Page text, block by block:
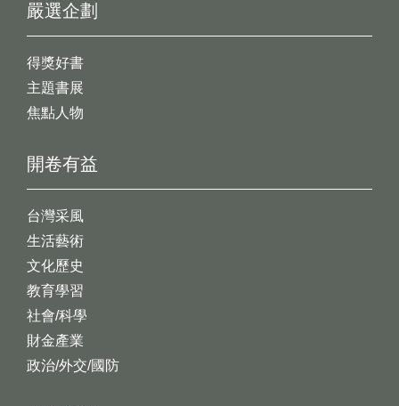
開卷有益
台灣采風
生活藝術
文化歷史
教育學習
社會/科學
財金產業
政治/外交/國防
嚴選企劃
得獎好書
主題書展
焦點人物